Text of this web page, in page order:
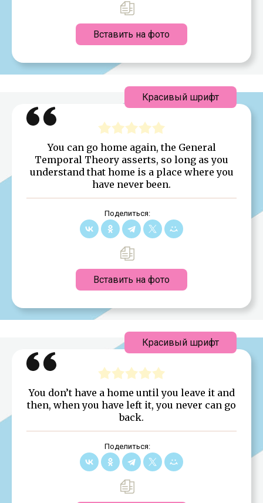
Вставить на фото
You can go home again, the General
Temporal Theory asserts, so long as you
understand that home is a place where you
have never been.
Поделиться:
Вставить на фото
Красивый шрифт
You don’t have a home until you leave it and
then, when you have left it, you never can go
back.
Поделиться:
Красивый шрифт